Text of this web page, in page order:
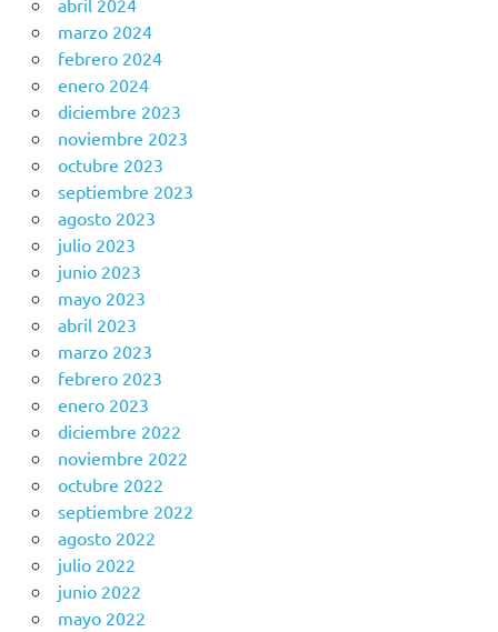
abril 2024
marzo 2024
febrero 2024
enero 2024
diciembre 2023
noviembre 2023
octubre 2023
septiembre 2023
agosto 2023
julio 2023
junio 2023
mayo 2023
abril 2023
marzo 2023
febrero 2023
enero 2023
diciembre 2022
noviembre 2022
octubre 2022
septiembre 2022
agosto 2022
julio 2022
junio 2022
mayo 2022